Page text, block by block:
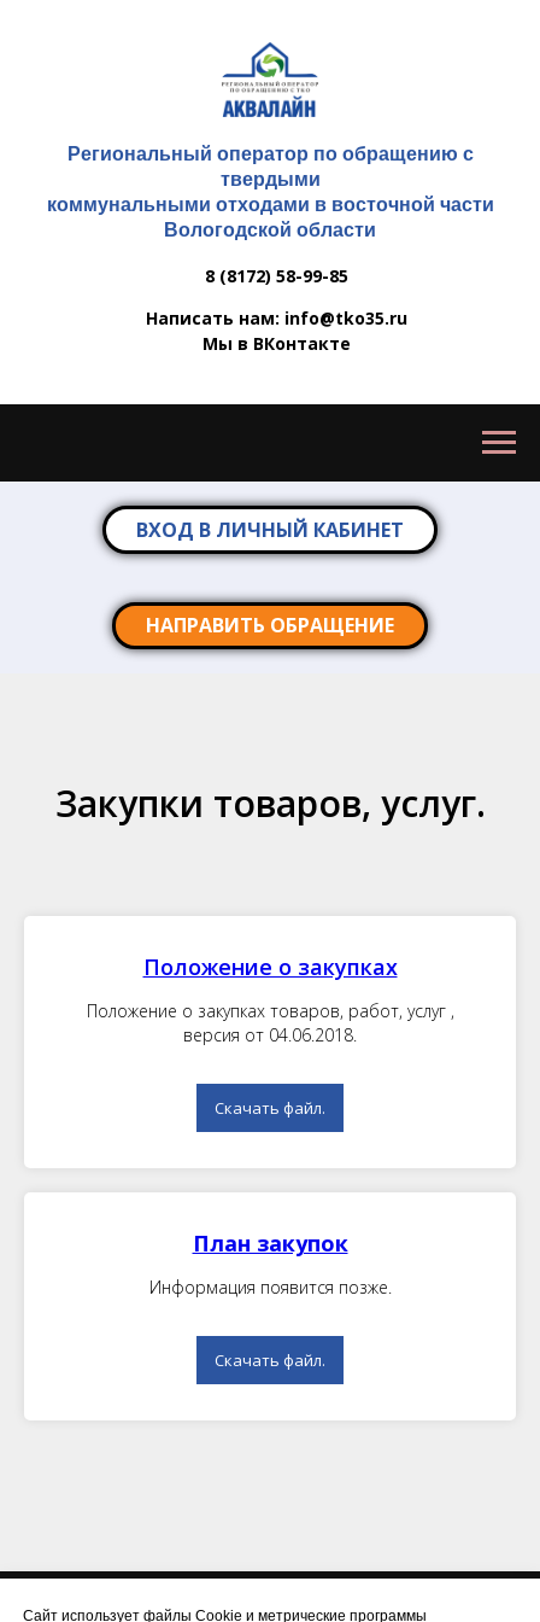
Региональный оператор по обращению с
твердыми
коммунальными отходами в восточной части
Вологодской области
8 (8172) 58-99-85
Написать нам: info@tko35.ru
Мы в ВКонтакте
ВХОД В ЛИЧНЫЙ КАБИНЕТ
НАПРАВИТЬ ОБРАЩЕНИЕ
Сайт использует файлы Cookie и метрические программы
Закупки товаров, услуг.
Положение о закупках
Положение о закупках товаров, работ, услуг ,
версия от 04.06.2018.
Скачать файл.
План закупок
Информация появится позже.
Скачать файл.